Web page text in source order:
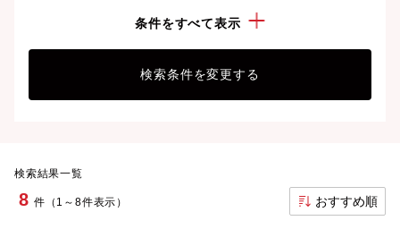
条件をすべて表示
検索条件を変更する
検索結果一覧
8 件（1～8件表示） おすすめ順